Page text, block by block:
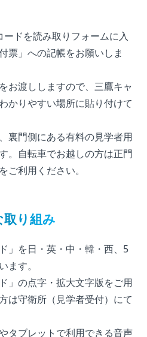
ドを読み取りフォームに入
票」への記帳をお願いしま
お渡ししますので、三鷹キャ
かりやすい場所に貼り付けて
裏門側にある有料の見学者用
。自転車でお越しの方は正門
ご利用ください。
り組み
」を日・英・中・韓・西、5
ます。
」の点字・拡大文字版をご用
は守衛所（見学者受付）にて
タブレットで利用できる音声